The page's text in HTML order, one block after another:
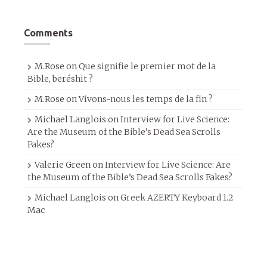
Comments
M.Rose onQue signifie le premier mot de la
Bible, beréshit ?
M.Rose onVivons-nous les temps de la fin ?
Michael Langlois onInterview for Live Science:
Are the Museum of the Bible’s Dead Sea Scrolls
Fakes?
Valerie GreenonInterview for Live Science: Are
the Museum of the Bible’s Dead Sea Scrolls Fakes?
Michael Langlois onGreek AZERTY Keyboard 1.2
Mac